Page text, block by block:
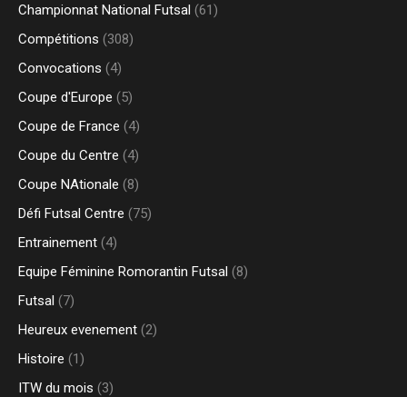
Championnat National Futsal (61)
Compétitions (308)
Convocations (4)
Coupe d'Europe (5)
Coupe de France (4)
Coupe du Centre (4)
Coupe NAtionale (8)
Défi Futsal Centre (75)
Entrainement (4)
Equipe Féminine Romorantin Futsal (8)
Futsal (7)
Heureux evenement (2)
Histoire (1)
ITW du mois (3)